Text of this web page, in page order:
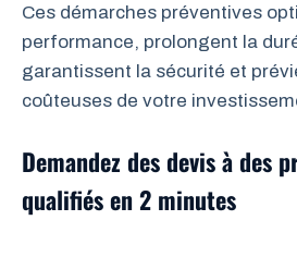
Ces démarches préventives
performance, prolongent la
garantissent la sécurité et
coûteuses de votre
Demandez des devis à des
qualifiés en 2 minutes